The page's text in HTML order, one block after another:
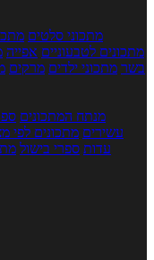
מתכוני סלטים
מתכונים לטבעוניים אפייה
בשר מתכוני ילדים מרקים
מנתח המתכונים
עשירים מתכונים לפי
עדות ספרי בישול